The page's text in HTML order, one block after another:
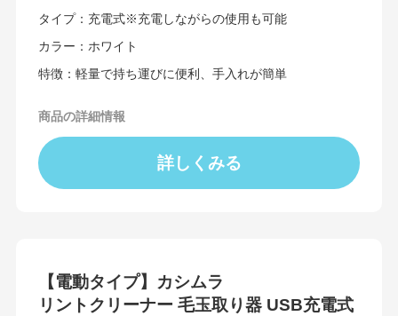
タイプ：充電式※充電しながらの使用も可能
カラー：ホワイト
特徴：軽量で持ち運びに便利、手入れが簡単
商品の詳細情報
詳しくみる
【電動タイプ】カシムラ
リントクリーナー 毛玉取り器 USB充電式